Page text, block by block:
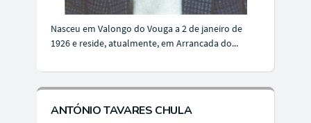
Nasceu em Valongo do Vouga a 2 de janeiro de
1926 e reside, atualmente, em Arrancada do...
ANTÓNIO TAVARES CHULA